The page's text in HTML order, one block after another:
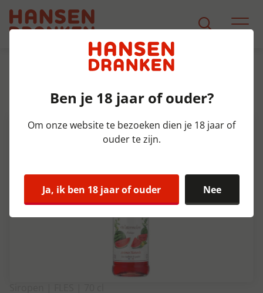
Product Detail
Monin Watermelon Fles 70 cl
Ben je 18 jaar of ouder?
Om onze website te bezoeken dien je 18 jaar of
ouder te zijn.
Ja, ik ben 18 jaar of ouder Nee